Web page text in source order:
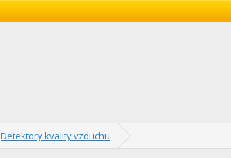
Detektory kvality vzduchu